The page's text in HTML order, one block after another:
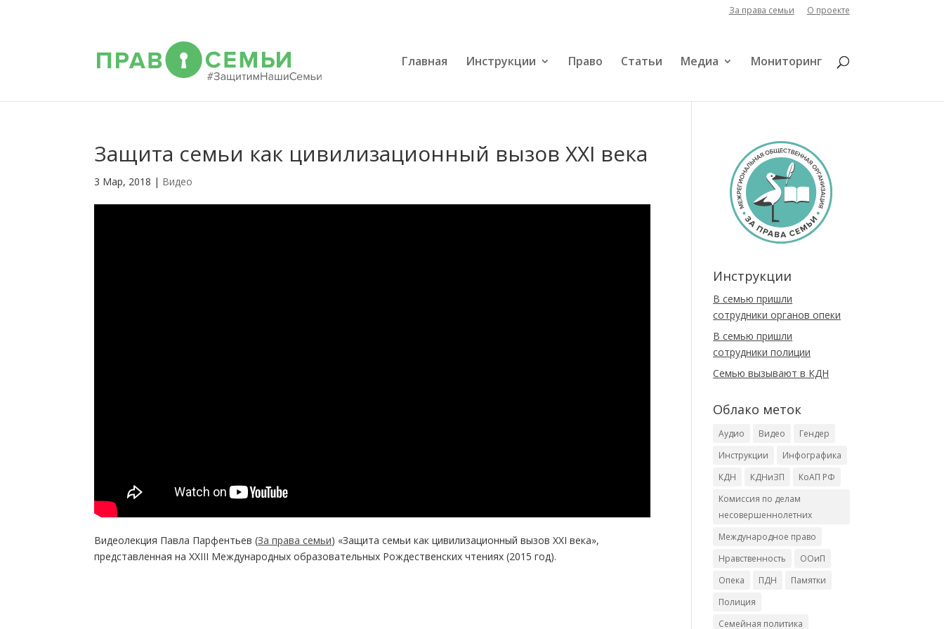
За права семьи О проекте
Главная Инструкции Право Статьи Медиа Мониторинг
Защита семьи как цивилизационный вызов XXI века
3 Мар, 2018 | Видео
Видеолекция Павла Парфентьев (За права семьи) «Защита семьи как цивилизационный вызов XXI века»,
представленная на XXIII Международных образовательных Рождественских чтениях (2015 год).
Инструкции
В семью пришли
сотрудники органов опеки
В семью пришли
сотрудники полиции
Cемью вызывают в КДН
Облако меток
Аудио Видео
Гендер
Инструкции
Инфографика
КДН
КДНиЗП
КоАП РФ
Комиссия по делам
несовершеннолетних
Международное право
Нравственность
ООиП
Опека
ПДН
Памятки
Полиция
Семейная политика